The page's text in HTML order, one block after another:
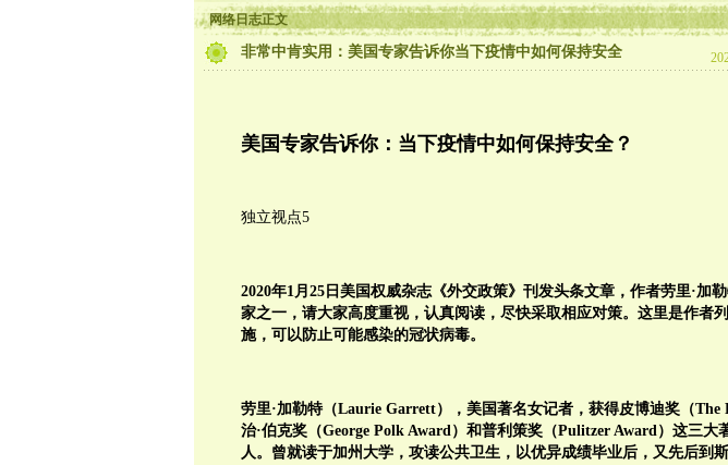
网络日志正文
非常中肯实用：美国专家告诉你当下疫情中如何保持安全
美国专家告诉你：当下疫情中如何保持安全？
独立视点5
2020年1月25日美国权威杂志《外交政策》刊发头条文章，作者劳里·加
家之一，请大家高度重视，认真阅读，尽快采取相应对策。这里是作者
施，可以防止可能感染的冠状病毒。
劳里·加勒特（Laurie Garrett），美国著名女记者，获得皮博迪奖（The
治·伯克奖（George Polk Award）和普利策奖（Pulitzer Award）这三大
人。曾就读于加州大学，攻读公共卫生，以优异成绩毕业后，又先后到